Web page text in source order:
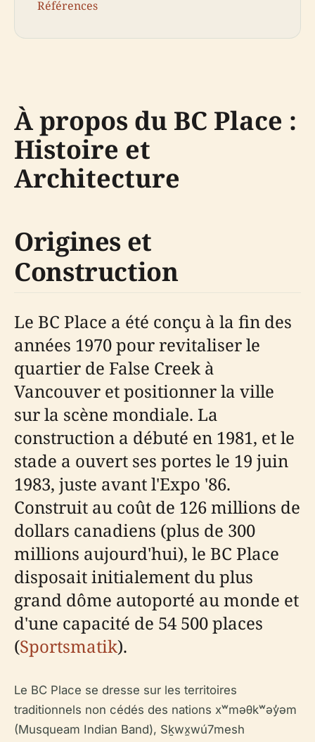
Références
À propos du BC Place :
Histoire et
Architecture
Origines et
Construction
Le BC Place a été conçu à la fin des
années 1970 pour revitaliser le
quartier de False Creek à
Vancouver et positionner la ville
sur la scène mondiale. La
construction a débuté en 1981, et le
stade a ouvert ses portes le 19 juin
1983, juste avant l'Expo '86.
Construit au coût de 126 millions de
dollars canadiens (plus de 300
millions aujourd'hui), le BC Place
disposait initialement du plus
grand dôme autoporté au monde et
d'une capacité de 54 500 places
(Sportsmatik).
Le BC Place se dresse sur les territoires
traditionnels non cédés des nations xʷməθkʷəy̓əm
(Musqueam Indian Band), Sḵwx̱wú7mesh